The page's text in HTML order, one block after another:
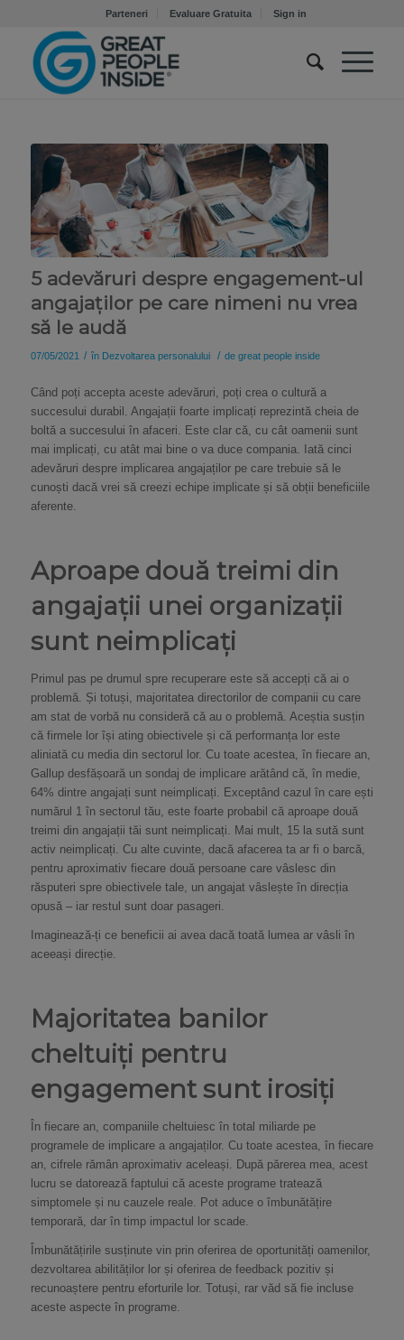
Parteneri Evaluare Gratuita Sign in
5 adevăruri despre engagement-ul
angajaților pe care nimeni nu vrea
să le audă
07/05/2021 / în Dezvoltarea personalului / de great people inside
Când poți accepta aceste adevăruri, poți crea o cultură a
succesului durabil. Angajații foarte implicați reprezintă cheia de
boltă a succesului în afaceri. Este clar că, cu cât oamenii sunt
mai implicați, cu atât mai bine o va duce compania. Iată cinci
adevăruri despre implicarea angajaților pe care trebuie să le
cunoști dacă vrei să creezi echipe implicate și să obții beneficiile
aferente.
Aproape două treimi din
angajații unei organizații
sunt neimplicați
Primul pas pe drumul spre recuperare este să accepți că ai o
problemă. Și totuși, majoritatea directorilor de companii cu care
am stat de vorbă nu consideră că au o problemă. Aceștia susțin
că firmele lor își ating obiectivele și că performanța lor este
aliniată cu media din sectorul lor. Cu toate acestea, în fiecare an,
Gallup desfășoară un sondaj de implicare arătând că, în medie,
64% dintre angajați sunt neimplicați. Exceptând cazul în care ești
numărul 1 în sectorul tău, este foarte probabil că aproape două
treimi din angajații tăi sunt neimplicați. Mai mult, 15 la sută sunt
activ neimplicați. Cu alte cuvinte, dacă afacerea ta ar fi o barcă,
pentru aproximativ fiecare două persoane care vâslesc din
răsputeri spre obiectivele tale, un angajat vâslește în direcția
opusă – iar restul sunt doar pasageri.
Imaginează-ți ce beneficii ai avea dacă toată lumea ar vâsli în
aceeași direcție.
Majoritatea banilor
cheltuiți pentru
engagement sunt irosiți
În fiecare an, companiile cheltuiesc în total miliarde pe
programele de implicare a angajaților. Cu toate acestea, în fiecare
an, cifrele rămân aproximativ aceleași. După părerea mea, acest
lucru se datorează faptului că aceste programe tratează
simptomele și nu cauzele reale. Pot aduce o îmbunătățire
temporară, dar în timp impactul lor scade.
Îmbunătățirile susținute vin prin oferirea de oportunități oamenilor,
dezvoltarea abilităților lor și oferirea de feedback pozitiv și
recunoaștere pentru eforturile lor. Totuși, rar văd să fie incluse
aceste aspecte în programe.